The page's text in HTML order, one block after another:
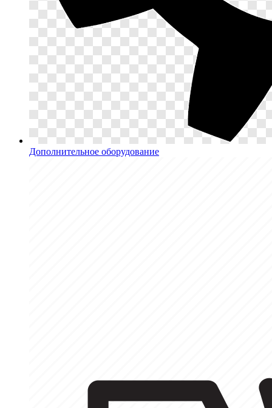
Дополнительное оборудование